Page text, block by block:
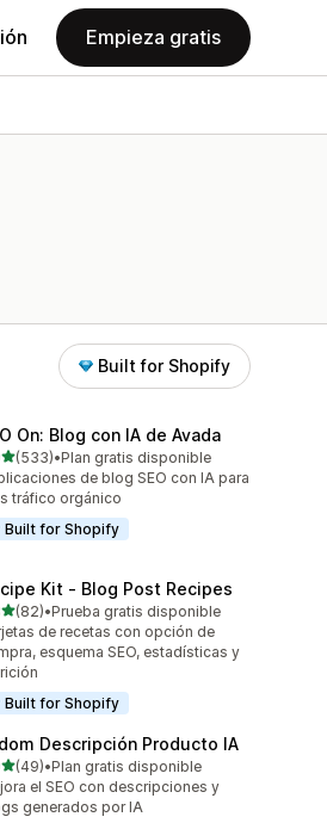
Empieza gratis
Built for Shopify
On: Blog con IA de Avada
de 5 estrellas
(533)
reseñas en total
•Plan gratis disponible
de blog SEO con IA para
tráfico orgánico
Built for Shopify
Kit ‑ Blog Post Recipes
de 5 estrellas
(82) en total
•Prueba gratis disponible
de recetas con opción de
esquema SEO, estadísticas y
Built for Shopify
Descripción Producto IA
de 5 estrellas
(49) en total
•Plan gratis disponible
el SEO con descripciones y
generados por IA